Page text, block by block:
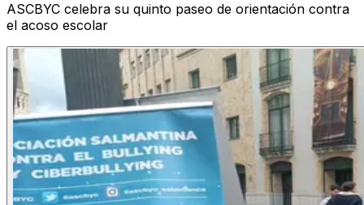
ASCBYC celebra su quinto paseo de orientación contra
el acoso escolar